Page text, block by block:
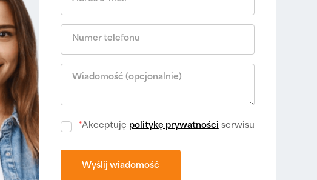
*Akceptuję politykę prywatności serwisu